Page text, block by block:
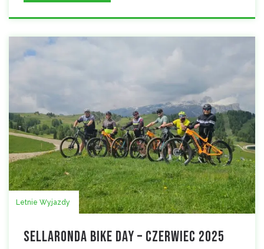
Letnie Wyjazdy
Sellaronda Bike Day – czerwiec 2025